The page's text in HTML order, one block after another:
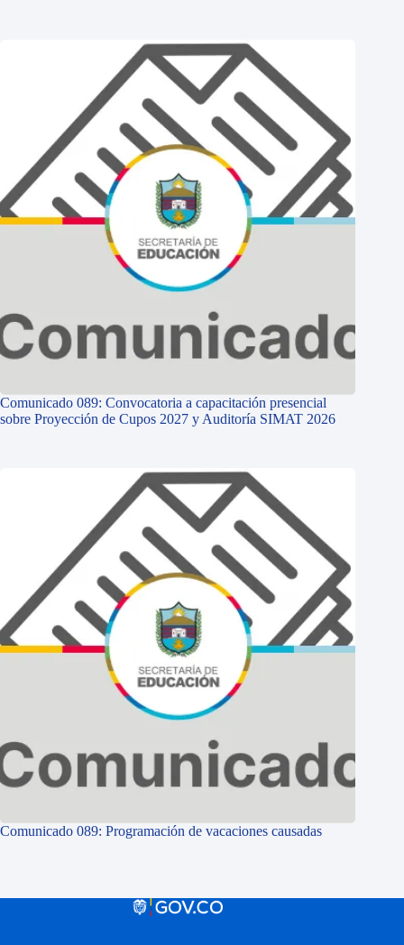
Comunicado 089: Convocatoria a capacitación presencial
sobre Proyección de Cupos 2027 y Auditoría SIMAT 2026
Comunicado 089: Programación de vacaciones causadas